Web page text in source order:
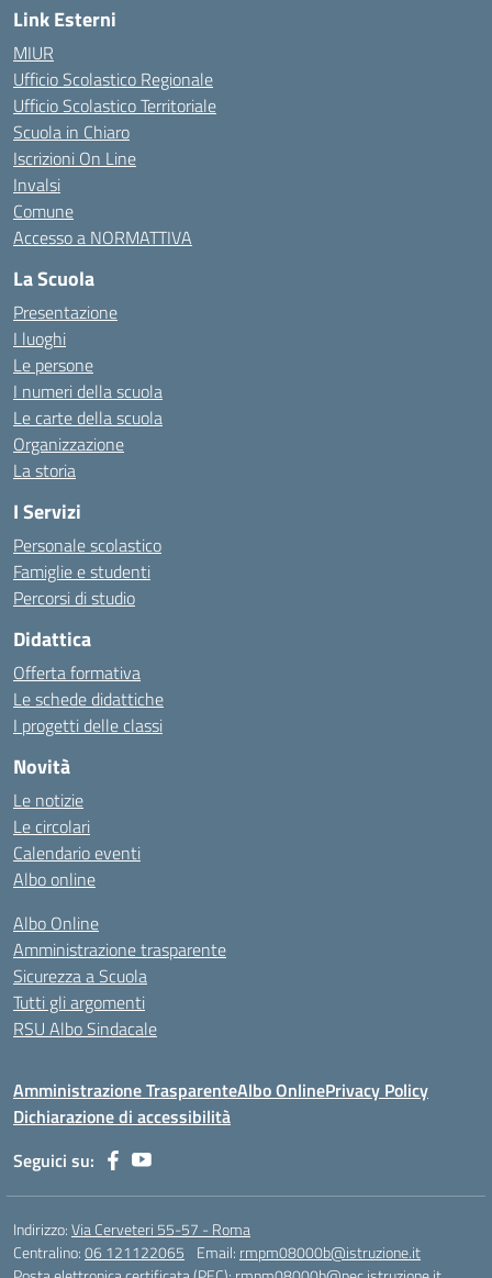
Link Esterni
MIUR
Ufficio Scolastico Regionale
Ufficio Scolastico Territoriale
Scuola in Chiaro
Iscrizioni On Line
Invalsi
Comune
Accesso a NORMATTIVA
La Scuola
Presentazione
I luoghi
Le persone
I numeri della scuola
Le carte della scuola
Organizzazione
La storia
I Servizi
Personale scolastico
Famiglie e studenti
Percorsi di studio
Didattica
Offerta formativa
Le schede didattiche
I progetti delle classi
Novità
Le notizie
Le circolari
Calendario eventi
Albo online
Albo Online
Amministrazione trasparente
Sicurezza a Scuola
Tutti gli argomenti
RSU Albo Sindacale
Amministrazione TrasparenteAlbo OnlinePrivacy Policy
Dichiarazione di accessibilità
Seguici su:
Indirizzo:Via Cerveteri 55-57 - Roma
Centralino:06 121122065 Email: rmpm08000b@istruzione.it